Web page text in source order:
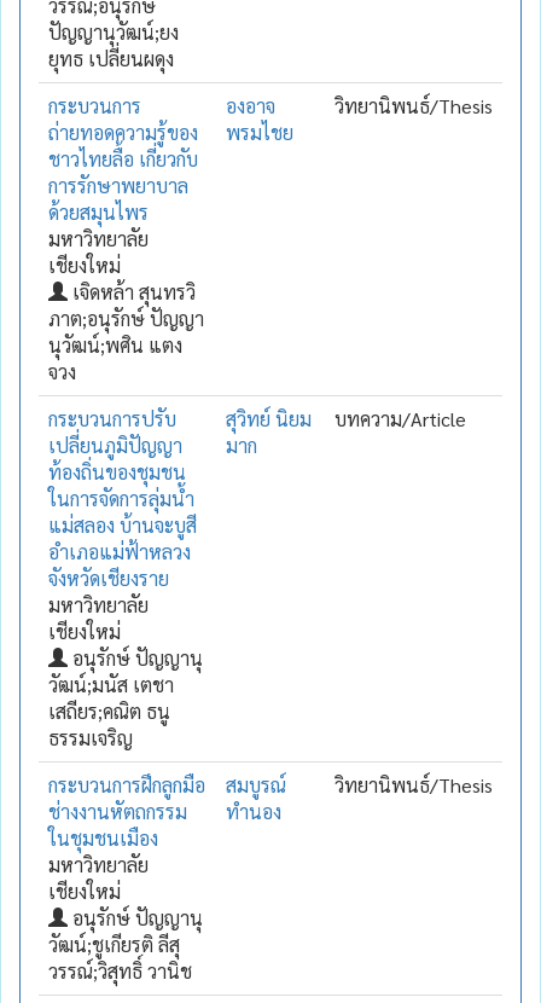
ปัญญานุวัฒน์;ยง
ยุทธ เปลี่ยนผดุง
กระบวนการ
ถ่ายทอดความรู้ของ
ชาวไทยลื้อ เกี่ยวกับ
การรักษาพยาบาล
ด้วยสมุนไพร
มหาวิทยาลัย
เชียงใหม่
เจิดหล้า สุนทรวิ
ภาต;อนุรักษ์ ปัญญา
นุวัฒน์;พศิน แตง
จวง
องอาจ
พรมไชย
วิทยานิพนธ์/Thesis
กระบวนการปรับ
เปลี่ยนภูมิปัญญา
ท้องถิ่นของชุมชน
ในการจัดการลุ่มน้ำ
แม่สลอง บ้านจะบูสี
อำเภอแม่ฟ้าหลวง
จังหวัดเชียงราย
มหาวิทยาลัย
เชียงใหม่
อนุรักษ์ ปัญญานุ
วัฒน์;มนัส เตชา
เสถียร;คณิต ธนู
ธรรมเจริญ
สุวิทย์ นิยม
มาก
บทความ/Article
กระบวนการฝึกลูกมือ
ช่างงานหัตถกรรม
ในชุมชนเมือง
มหาวิทยาลัย
เชียงใหม่
อนุรักษ์ ปัญญานุ
วัฒน์;ชูเกียรติ ลีสุ
วรรณ์;วิสุทธิ์ วานิช
สมบูรณ์
ทำนอง
วิทยานิพนธ์/Thesis